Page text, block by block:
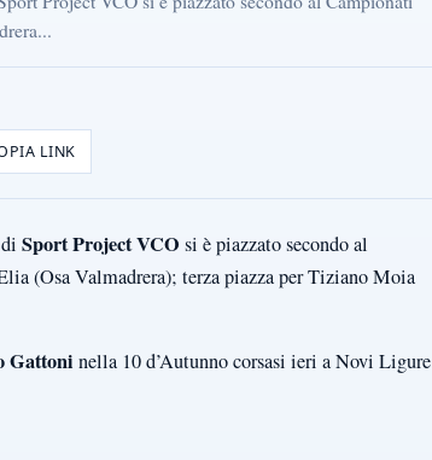
LINK
Sport Project VCO si è piazzato secondo al
(Osa Valmadrera); terza piazza per Tiziano Moia
Gattoni nella 10 d’Autunno corsasi ieri a Novi Ligure